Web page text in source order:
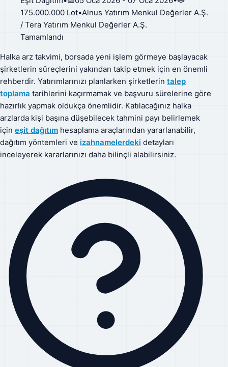
175.000.000 Lot•Alnus Yatırım Menkul Değerler A.Ş.
/ Tera Yatırım Menkul Değerler A.Ş.
Tamamlandı
Halka arz takvimi, borsada yeni işlem görmeye başlayacak
şirketlerin süreçlerini yakından takip etmek için en önemli
rehberdir. Yatırımlarınızı planlarken şirketlerin talep
toplama tarihlerini kaçırmamak ve başvuru sürelerine göre
hazırlık yapmak oldukça önemlidir. Katılacağınız halka
arzlarda kişi başına düşebilecek tahmini payı belirlemek
için eşit dağıtım hesaplama araçlarından yararlanabilir,
dağıtım yöntemleri ve izahnamelerdeki detayları
inceleyerek kararlarınızı daha bilinçli alabilirsiniz.